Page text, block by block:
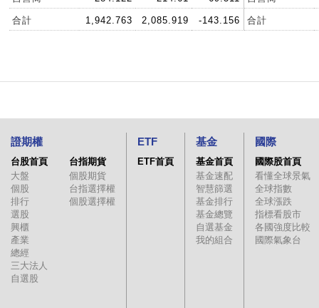
合計 1,942.763 2,085.919 -143.156 合計
證期權
台股首頁
大盤
個股
排行
選股
興櫃
產業
總經
三大法人
自選股
台指期貨
個股期貨
台指選擇權
個股選擇權
ETF
ETF首頁
基金
基金首頁
基金速配
智慧篩選
基金排行
基金總覽
自選基金
我的組合
國際
國際股首頁
看懂全球景氣
全球指數
全球漲跌
指標看股市
各國強度比較
國際氣象台